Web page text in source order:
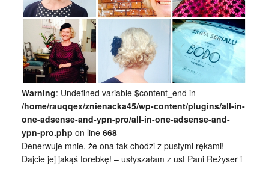
Warning: Undefined variable $content_end in
/home/rauqqex/znienacka45/wp-content/plugins/all-in-
one-adsense-and-ypn-pro/all-in-one-adsense-and-
ypn-pro.php on line 668
Denerwuje mnie, że ona tak chodzi z pustymi rękami!
Dajcie jej jakąś torebkę! – usłyszałam z ust Pani Reżyser i